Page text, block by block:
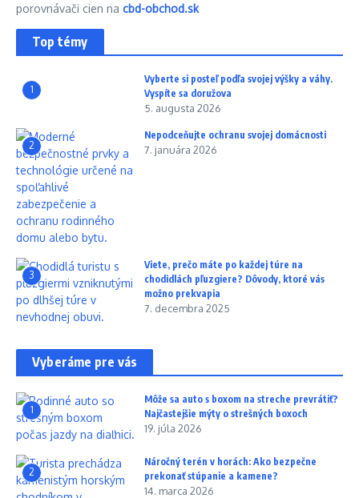
porovnávači cien na cbd-obchod.sk
Top témy
1
Vyberte si posteľ podľa svojej výšky a váhy.
Vyspíte sa doružova
5. augusta 2026
2
Nepodceňujte ochranu svojej domácnosti
7. januára 2026
3
Viete, prečo máte po každej túre na
chodidlách pľuzgiere? Dôvody, ktoré vás
možno prekvapia
7. decembra 2025
Vyberáme pre vás
1
Môže sa auto s boxom na streche prevrátiť?
Najčastejšie mýty o strešných boxoch
19. júla 2026
2
Náročný terén v horách: Ako bezpečne
prekonať stúpanie a kamene?
14. marca 2026